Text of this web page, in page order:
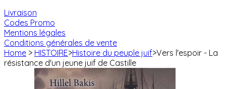
Livraison
Codes Promo
Mentions légales
Conditions générales de vente
Home > HISTOIRE>Histoire du peuple juif>Vers l'espoir - La
résistance d'un jeune juif de Castille